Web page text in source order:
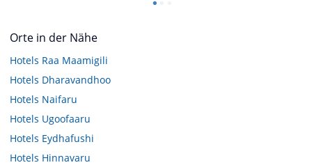
Orte in der Nähe
Hotels Raa Maamigili
Hotels Dharavandhoo
Hotels Naifaru
Hotels Ugoofaaru
Hotels Eydhafushi
Hotels Hinnavaru